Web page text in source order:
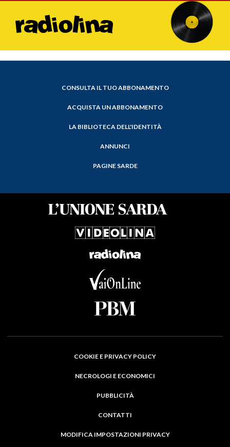
CONSULTA IL TUO ABBONAMENTO
ACQUISTA UN ABBONAMENTO
LA BIBLIOTECA DELL'IDENTITÀ
ANNUNCI
PAGINE SARDE
COOKIE E PRIVACY POLICY
NECROLOGI E ECONOMICI
PUBBLICITÀ
CONTATTI
MODIFICA IMPOSTAZIONI PRIVACY